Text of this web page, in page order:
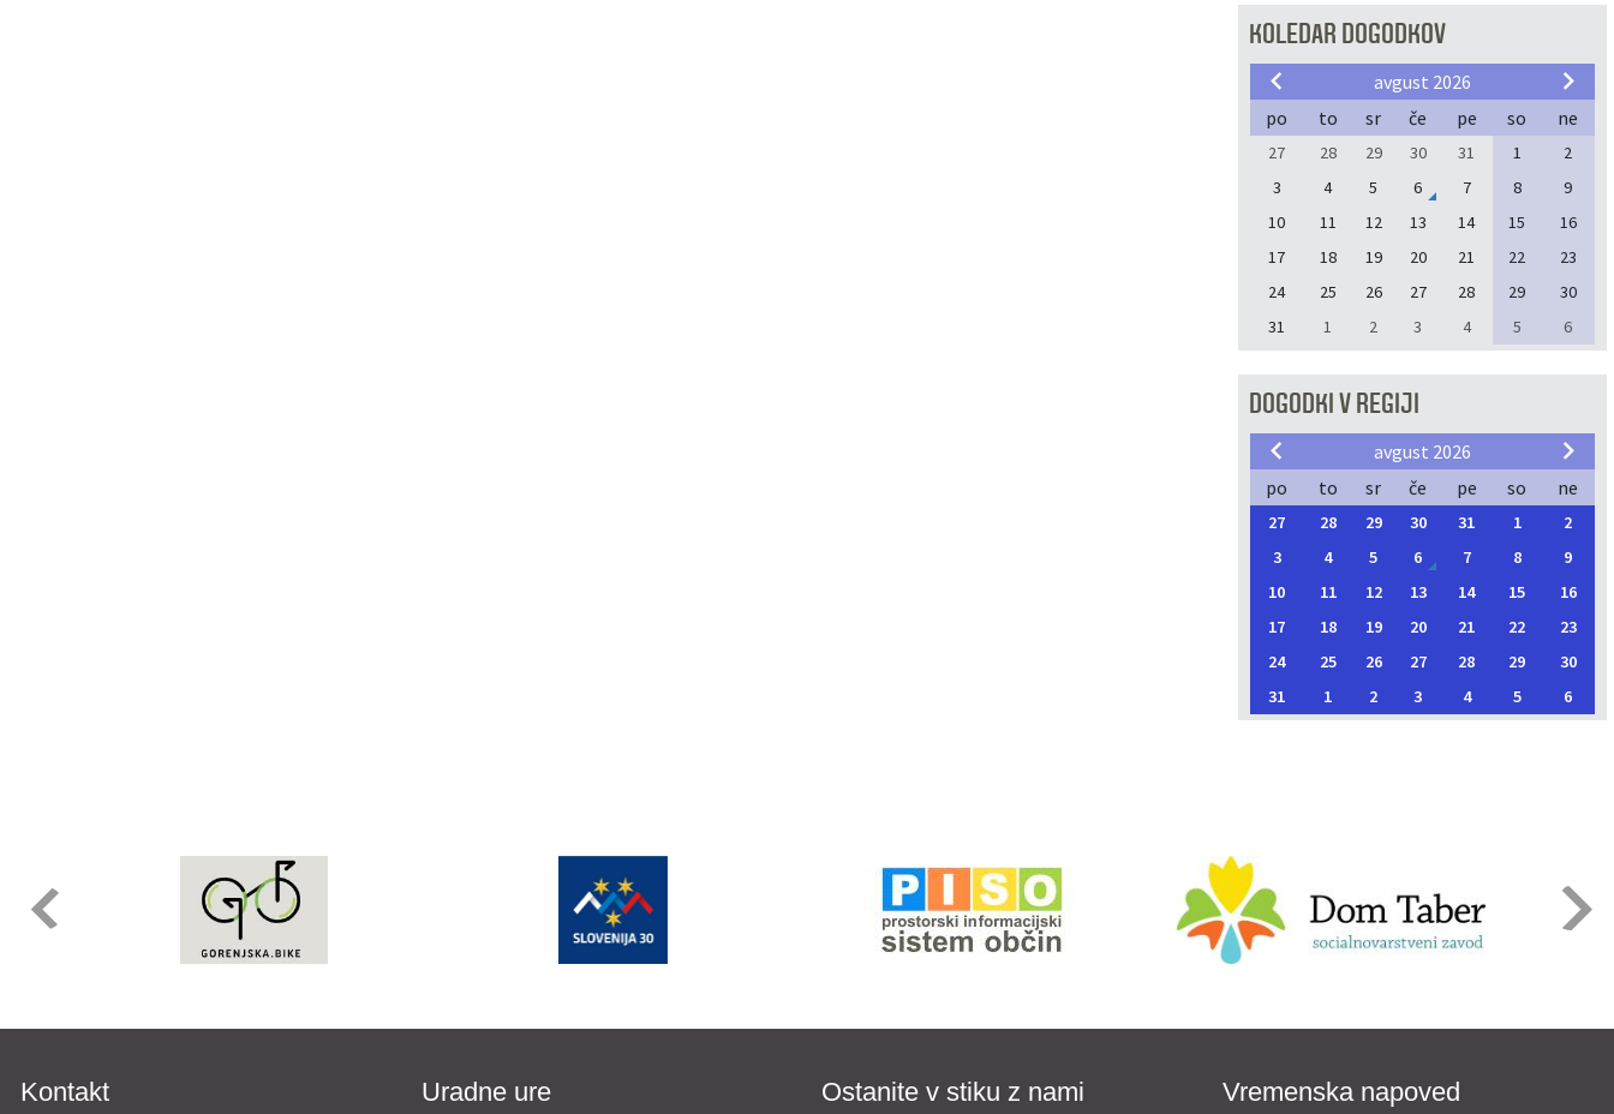
KOLEDAR DOGODKOV
avgust 2026
po
to sr če pe so ne
27 28 29 30 31 1
2
3
4 5 6 7 8
9
10
11 12 13 14 15
16
17
18 19 20 21 22
23
24
25 26 27 28 29
30
31
1 2 3 4 5 6
DOGODKI V REGIJI
avgust 2026
po
to sr če pe so ne
27 28 29 30 31 1
2
3
4 5 6 7 8
9
10
11 12 13 14 15
16
17
18 19 20 21 22
23
24
25 26 27 28 29
30
31
1 2 3 4 5 6
Kontakt Uradne ure Ostanite v stiku z nami Vremenska napoved